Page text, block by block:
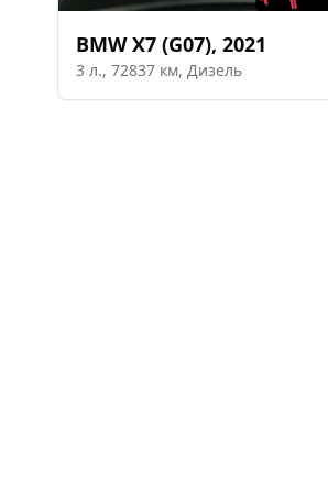
BMW X7 (G07), 2021
3 л., 72837 км, Дизель